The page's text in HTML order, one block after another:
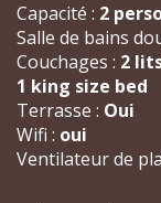
Capacité : 2
Salle de bains
Couchages : 2
1 king size bed
Terrasse : Oui
Wifi : oui
Ventilateur de